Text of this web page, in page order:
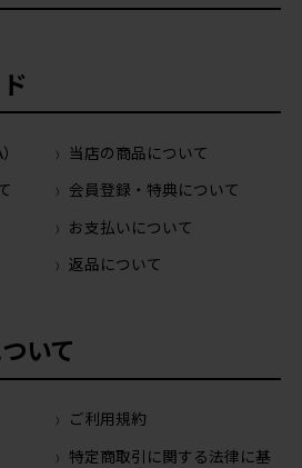
当店の商品について
会員登録・特典について
お支払いについて
返品について
いて
ご利用規約
特定商取引に関する法律に基